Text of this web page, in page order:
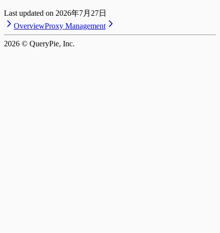
Last updated on 2026年7月27日
OverviewProxy Management
2026 © QueryPie, Inc.